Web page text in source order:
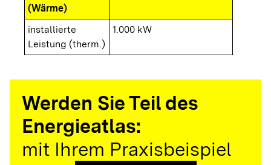
(Wärme)
installierte
Leistung (therm.)
1.000 kW
Werden Sie Teil des
Energieatlas:
mit Ihrem Praxisbeispiel